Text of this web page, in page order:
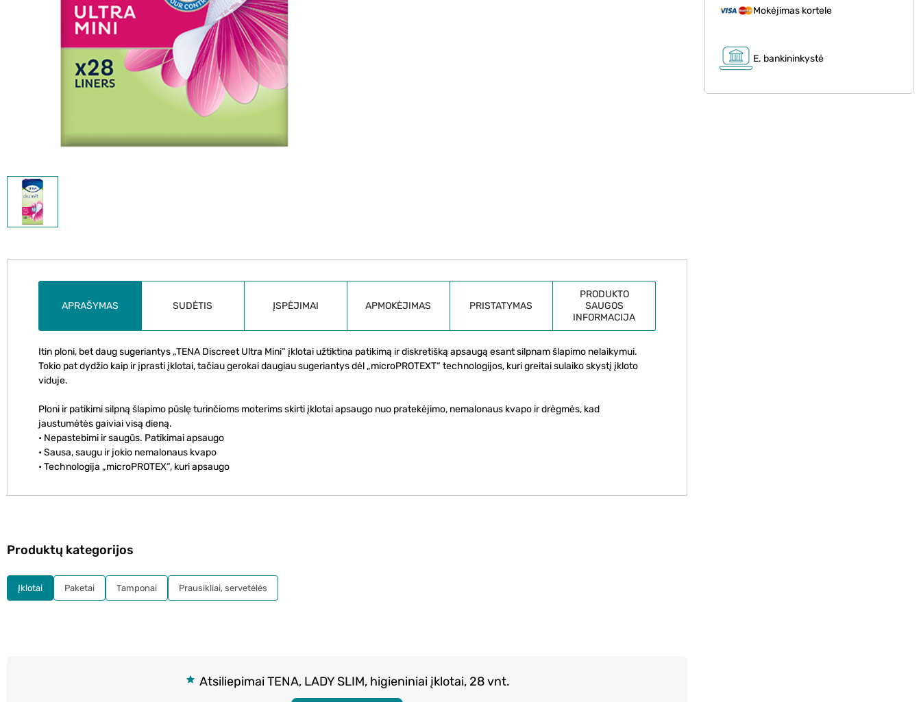
Mokėjimas kortele
E. bankininkystė
APRAŠYMAS SUDĖTIS ĮSPĖJIMAI APMOKĖJIMAS PRISTATYMAS
PRODUKTO
SAUGOS
INFORMACIJA
Itin ploni, bet daug sugeriantys „TENA Discreet Ultra Mini“ įklotai užtiktina patikimą ir diskretišką apsaugą esant silpnam šlapimo nelaikymui.
Tokio pat dydžio kaip ir įprasti įklotai, tačiau gerokai daugiau sugeriantys dėl „microPROTEXT“ technologijos, kuri greitai sulaiko skystį įkloto
viduje.
Ploni ir patikimi silpną šlapimo pūslę turinčioms moterims skirti įklotai apsaugo nuo pratekėjimo, nemalonaus kvapo ir drėgmės, kad
jaustumėtės gaiviai visą dieną.
• Nepastebimi ir saugūs. Patikimai apsaugo
• Sausa, saugu ir jokio nemalonaus kvapo
• Technologija „microPROTEX“, kuri apsaugo
Atsiliepimai TENA, LADY SLIM, higieniniai įklotai, 28 vnt.
Produktų kategorijos
Įklotai Paketai Tamponai Prausikliai, servetėlės